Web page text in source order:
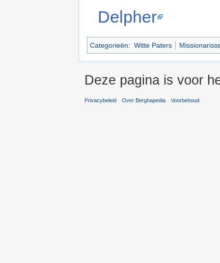
Delpher
Categorieën: Witte Paters
Deze pagina is voor
Privacybeleid Over Berghapedia Voorbehoud